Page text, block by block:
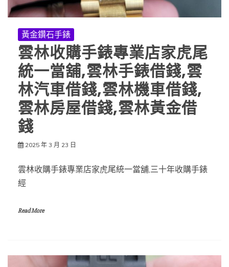
黃金鑽石手錶
雲林收購手錶專業店家虎尾
統一當舖,雲林手錶借錢,雲
林汽車借錢,雲林機車借錢,
雲林房屋借錢,雲林黃金借
錢
2025 年 3 月 23 日
雲林收購手錶專業店家虎尾統一當舖,三十年收購手錶
經
Read More